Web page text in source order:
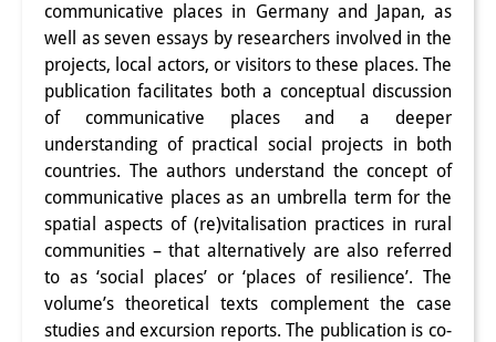
研究クラスター
日本におけるサステナビリティ
研究クラスター
デジタル・トランスフォーメー
ション
研究クラスター
トランスリージョナル・ジャパ
ン
communicative places in Germany and Japan, as
well as seven essays by researchers involved in the
projects, local actors, or visitors to these places. The
publication facilitates both a conceptual discussion
of communicative places and a deeper
understanding of practical social projects in both
countries. The authors understand the concept of
communicative places as an umbrella term for the
spatial aspects of (re)vitalisation practices in rural
communities – that alternatively are also referred
to as ‘social places’ or ‘places of resilience’. The
volume’s theoretical texts complement the case
studies and excursion reports. The publication is co-